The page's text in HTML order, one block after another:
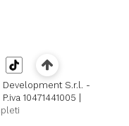
Development S.r.l. -
10471441005 |